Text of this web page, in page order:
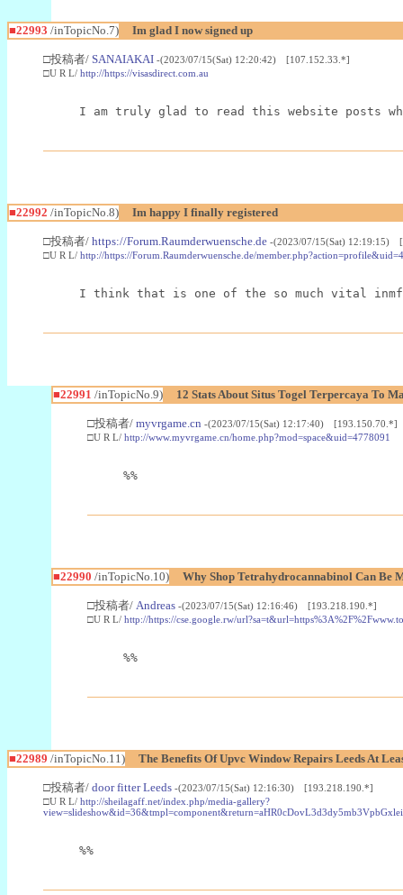
■22993 /inTopicNo.7) Im glad I now signed up
□投稿者/ SANAIAKAI -(2023/07/15(Sat) 12:20:42) [107.152.33.*]
□U R L/ http://https://visasdirect.com.au
I am truly glad to read this website posts
■22992 /inTopicNo.8) Im happy I finally registered
□投稿者/ https://Forum.Raumderwuensche.de -(2023/07/15(Sat) 12:19:15)
□U R L/ http://https://Forum.Raumderwuensche.de/
I think that is one of the so much vital
■22991 /inTopicNo.9) 12 Stats About Situs Togel Terpercaya To
□投稿者/ myvrgame.cn -(2023/07/15(Sat) 12:17:40) [193.150.70.*]
□U R L/ http://www.myvrgame.cn/home.php?mod=space&uid=4778091
%%
■22990 /inTopicNo.10) Why Shop Tetrahydrocannabinol Can Be
□投稿者/ Andreas -(2023/07/15(Sat) 12:16:46) [193.218.190.*]
□U R L/ http://https://cse.google.rw/
%%
■22989 /inTopicNo.11) The Benefits Of Upvc Window Repairs Leeds At
□投稿者/ door fitter Leeds -(2023/07/15(Sat) 12:16:30) [193.218.190.*]
□U R L/ http://sheilagaff.net/index.php/media-gallery?
%%